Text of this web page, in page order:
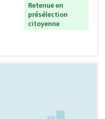
Retenue en
présélection
citoyenne